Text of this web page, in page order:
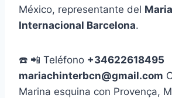
México, representante del
Internacional Barcelona.
☎️ 📲 Teléfono +34622618495
mariachinterbcn@gmail.com
Marina esquina con Provença,